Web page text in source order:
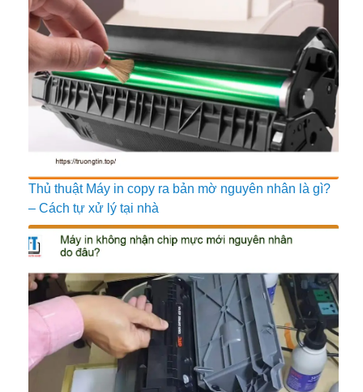
Thủ thuật Máy in copy ra bản mờ nguyên nhân là gì?
– Cách tự xử lý tại nhà